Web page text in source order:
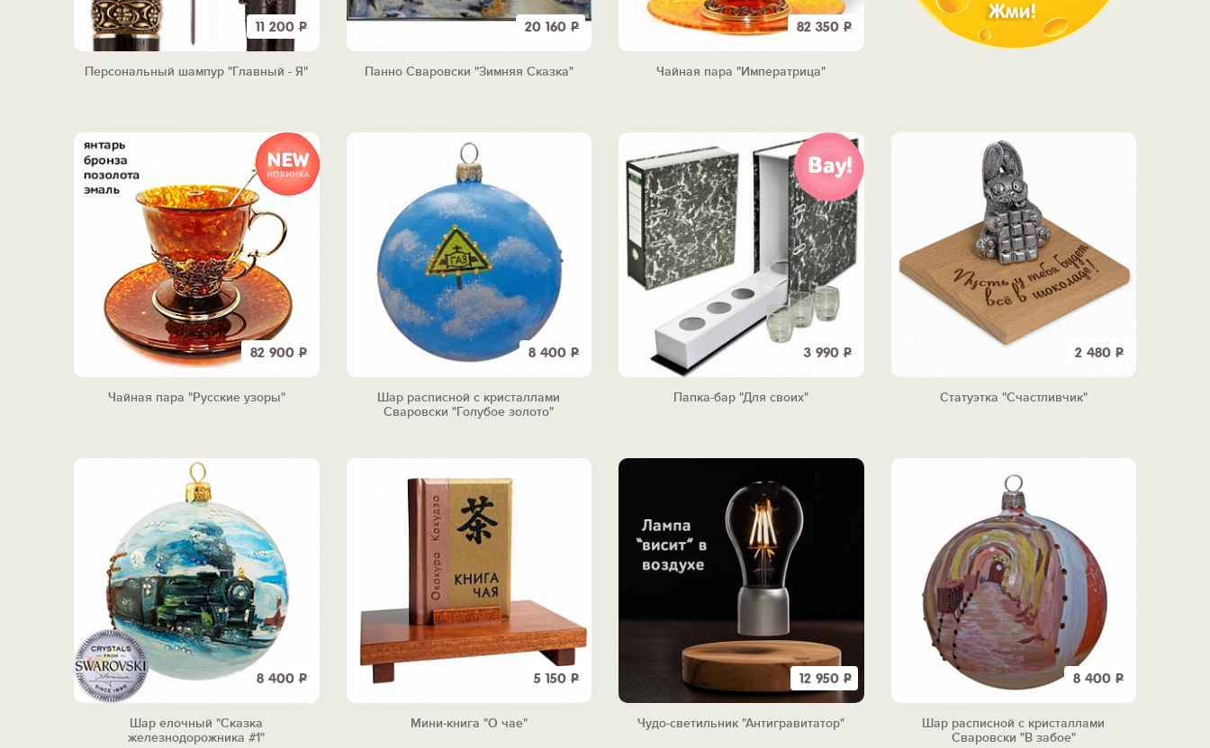
11 200Р
Персональный шампур "Главный - Я"
20 160 Р
Панно Сваровски "Зимняя Сказка"
82 350Р
Чайная пара "Императрица"
82 900Р
Чайная пара "Русские узоры"
8 400 Р
Шар расписной с кристаллами
Сваровски "Голубое золото"
3 990Р
Папка-бар "Для своих"
2 480 Р
Статуэтка "Счастливчик"
8 400Р
Шар елочный "Сказка
железнодорожника #1"
5 150 Р
Мини-книга "О чае"
12 950Р
Чудо-светильник "Антигравитатор"
8 400 Р
Шар расписной с кристаллами
Сваровски "В забое"